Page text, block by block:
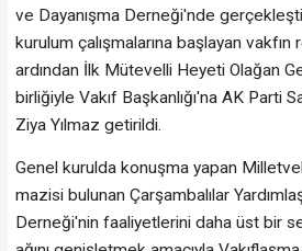
ve Dayanışma Derneği'nde
kurulum çalışmalarına başlayan vakfın
ardından İlk Mütevelli Heyeti Olağan
birliğiyle Vakıf Başkanlığı'na AK Parti
Ziya Yılmaz getirildi.
Genel kurulda konuşma yapan
mazisi bulunan Çarşambalılar
Derneği'nin faaliyetlerini daha üst bir